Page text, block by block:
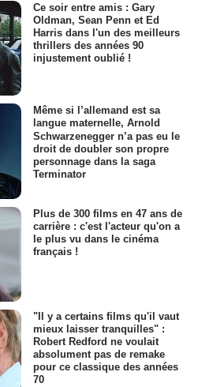
Ce soir entre amis : Gary
Oldman, Sean Penn et Ed
Harris dans l'un des meilleurs
thrillers des années 90
injustement oublié !
Même si l’allemand est sa
langue maternelle, Arnold
Schwarzenegger n’a pas eu le
droit de doubler son propre
personnage dans la saga
Terminator
Plus de 300 films en 47 ans de
carrière : c'est l'acteur qu'on a
le plus vu dans le cinéma
français !
"Il y a certains films qu'il vaut
mieux laisser tranquilles" :
Robert Redford ne voulait
absolument pas de remake
pour ce classique des années
70